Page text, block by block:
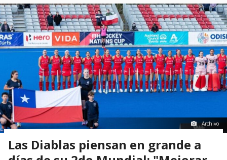
Archivo
Las Diablas piensan en grande a